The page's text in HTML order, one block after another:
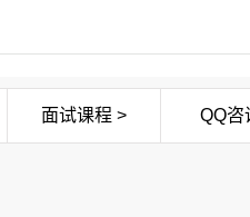
面试课程 > QQ咨